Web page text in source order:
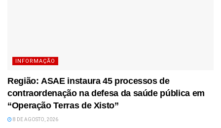
INFORMAÇÃO
Região: ASAE instaura 45 processos de
contraordenação na defesa da saúde pública em
“Operação Terras de Xisto”
8 DE AGOSTO, 2026